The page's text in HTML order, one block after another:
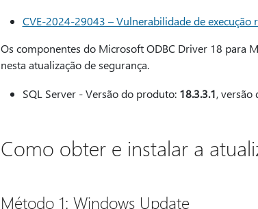
CVE-2024-29043 – Vulnerabilidade de
Os componentes do Microsoft ODBC Driver 18 para
nesta atualização de segurança.
SQL Server - Versão do produto: 18.3.3.1, versão
Como obter e instalar a
Método 1: Windows Update